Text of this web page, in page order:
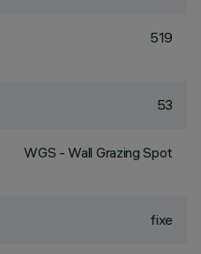
519
53
WGS - Wall Grazing Spot
fixe